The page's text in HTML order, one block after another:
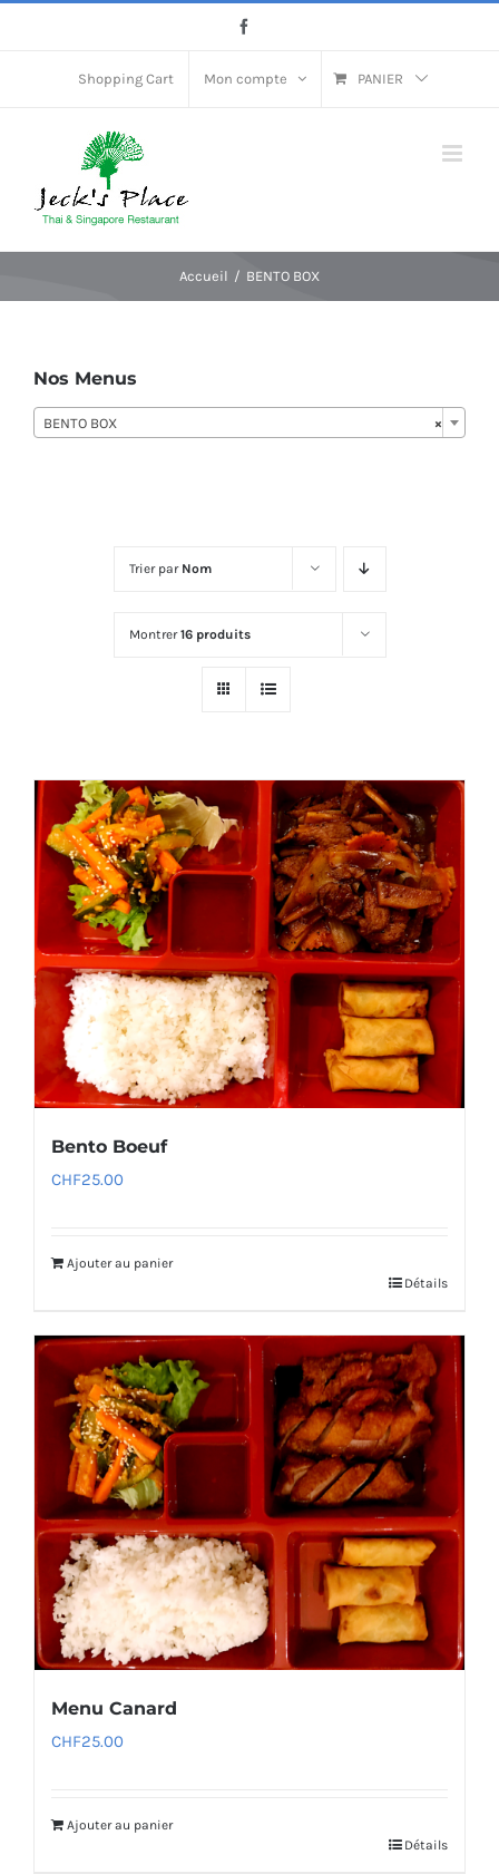
Shopping Cart Mon compte PANIER
Accueil BENTO BOX
Trier par Nom
Montrer16 produits
Bento Boeuf
CHF25.00
Ajouter au panier
Détails
Menu Canard
CHF25.00
Ajouter au panier
Détails
Nos Menus
×
BENTO BOX